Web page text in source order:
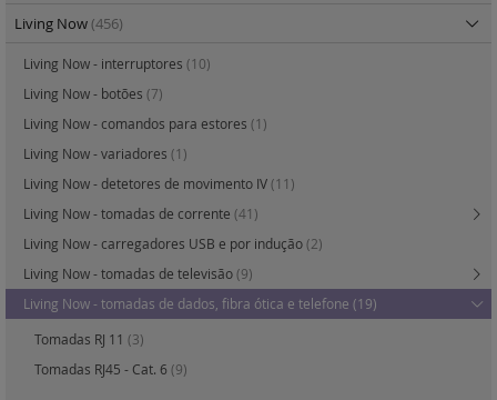
Living Now(456)
Living Now - interruptores (10)
Living Now - botões (7)
Living Now - comandos para estores (1)
Living Now - variadores (1)
Living Now - detetores de movimento IV(11)
Living Now - tomadas de corrente (41)
Living Now - carregadores USB e por indução(2)
Living Now - tomadas de televisão(9)
Living Now - tomadas de dados, fibra ótica e telefone (19)
Tomadas RJ 11 (3)
Tomadas RJ45 - Cat. 6 (9)